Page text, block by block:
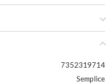
7352319714
Semplice